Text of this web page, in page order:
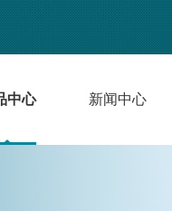
中心 新闻中心